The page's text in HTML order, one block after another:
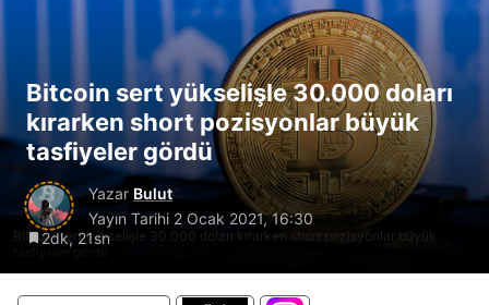
Bitcoin sert yükselişle 30.000 doları kırarken short pozisyonlar büyük
tasfiyeler gördü
Bitcoin sert yükselişle 30.000 doları
kırarken short pozisyonlar büyük
tasfiyeler gördü
Yazar Bulut
Yayın Tarihi 2 Ocak 2021, 16:30
2dk, 21sn